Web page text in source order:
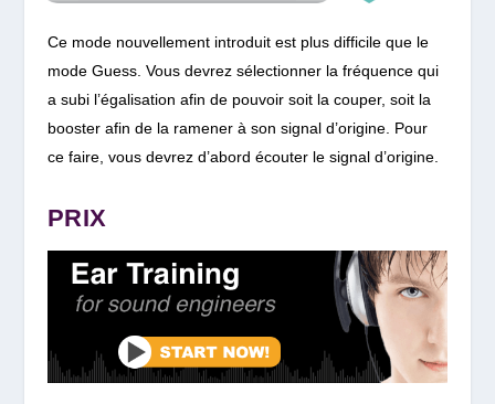
Ce mode nouvellement introduit est plus difficile que le
mode Guess. Vous devrez sélectionner la fréquence qui
a subi l’égalisation afin de pouvoir soit la couper, soit la
booster afin de la ramener à son signal d’origine. Pour
ce faire, vous devrez d’abord écouter le signal d’origine.
PRIX